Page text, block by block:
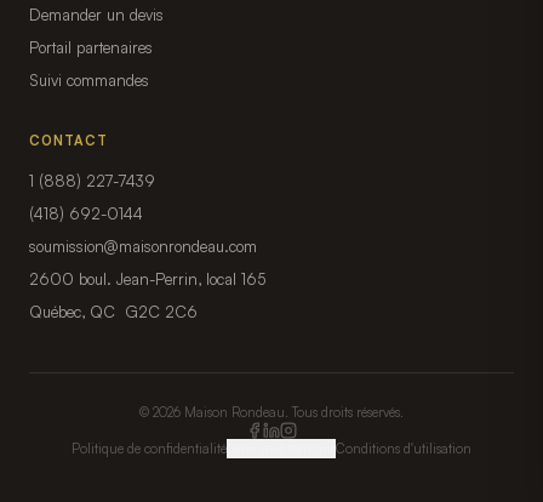
Demander un devis
Portail partenaires
Suivi commandes
CONTACT
1 (888) 227-7439
(418) 692-0144
soumission@maisonrondeau.com
2600 boul. Jean-Perrin, local 165
Québec, QC G2C 2C6
© 2026 Maison Rondeau. Tous droits réservés.
Politique de confidentialité Conditions d'utilisation